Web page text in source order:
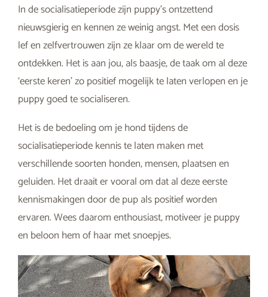
In de socialisatieperiode zijn puppy’s ontzettend
nieuwsgierig en kennen ze weinig angst. Met een dosis
lef en zelfvertrouwen zijn ze klaar om de wereld te
ontdekken. Het is aan jou, als baasje, de taak om al deze
‘eerste keren’ zo positief mogelijk te laten verlopen en je
puppy goed te socialiseren.
Het is de bedoeling om je hond tijdens de
socialisatieperiode kennis te laten maken met
verschillende soorten honden, mensen, plaatsen en
geluiden. Het draait er vooral om dat al deze eerste
kennismakingen door de pup als positief worden
ervaren. Wees daarom enthousiast, motiveer je puppy
en beloon hem of haar met snoepjes.